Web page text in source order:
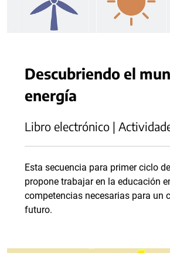
Descubriendo el
energía
Libro electrónico |
Esta secuencia para primer ciclo
propone trabajar en la educación
competencias necesarias para un
futuro.